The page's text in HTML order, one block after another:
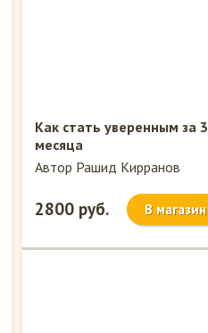
Как стать уверенным за 3
месяца
Автор Рашид Кирранов
2800 руб. В магазин